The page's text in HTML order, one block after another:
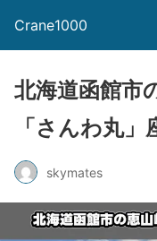
Crane1000
北海道函館市
「さんわ丸」
skymates